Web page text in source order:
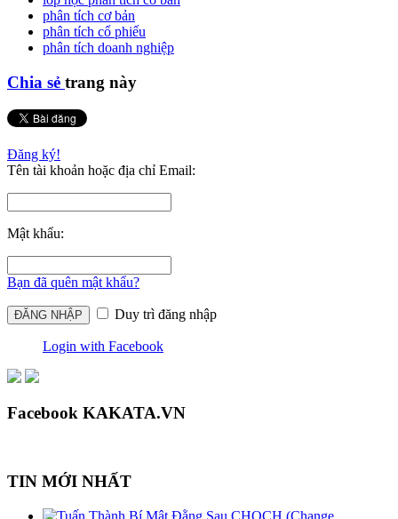
phân tích cơ bản
phân tích cổ phiếu
phân tích doanh nghiệp
Chia sẻ trang này
Đăng ký!
Tên tài khoản hoặc địa chỉ Email:
Mật khẩu:
Bạn đã quên mật khẩu?
Duy trì đăng nhập
Login with Facebook
Facebook KAKATA.VN
TIN MỚI NHẤT
Bí Mật Đằng Sau CHOCH (Change...